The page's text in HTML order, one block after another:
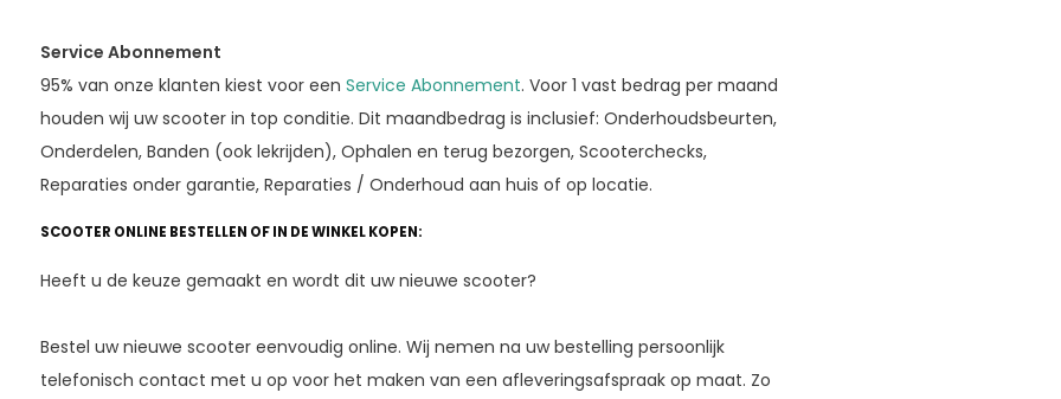
Service Abonnement
95% van onze klanten kiest voor een Service Abonnement. Voor 1 vast bedrag per maand
houden wij uw scooter in top conditie. Dit maandbedrag is inclusief: Onderhoudsbeurten,
Onderdelen, Banden (ook lekrijden), Ophalen en terug bezorgen, Scooterchecks,
Reparaties onder garantie, Reparaties / Onderhoud aan huis of op locatie.
SCOOTER ONLINE BESTELLEN OF IN DE WINKEL KOPEN:
Heeft u de keuze gemaakt en wordt dit uw nieuwe scooter?
Bestel uw nieuwe scooter eenvoudig online. Wij nemen na uw bestelling persoonlijk
telefonisch contact met u op voor het maken van een afleveringsafspraak op maat. Zo